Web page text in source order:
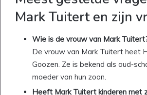
Mark Tuitert en zijn
Wie is de vrouw van Mark
De vrouw van Mark Tuitert heet
Goozen. Ze is bekend als oud-
moeder van hun zoon.
Heeft Mark Tuitert kinderen met